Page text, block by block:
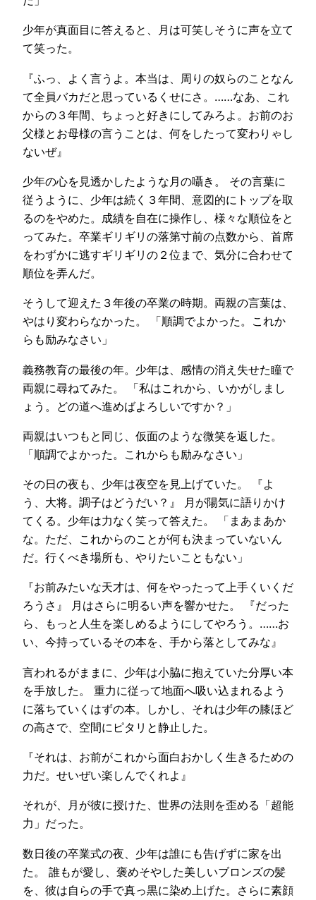
少年が真面目に答えると、月は可笑しそうに声を立て
て笑った。
『ふっ、よく言うよ。本当は、周りの奴らのことなん
て全員バカだと思っているくせにさ。……なあ、これ
からの３年間、ちょっと好きにしてみろよ。お前のお
父様とお母様の言うことは、何をしたって変わりゃし
ないぜ』
少年の心を見透かしたような月の囁き。 その言葉に
従うように、少年は続く３年間、意図的にトップを取
るのをやめた。成績を自在に操作し、様々な順位をと
ってみた。卒業ギリギリの落第寸前の点数から、首席
をわずかに逃すギリギリの２位まで、気分に合わせて
順位を弄んだ。
そうして迎えた３年後の卒業の時期。両親の言葉は、
やはり変わらなかった。 「順調でよかった。これか
らも励みなさい」
義務教育の最後の年。少年は、感情の消え失せた瞳で
両親に尋ねてみた。 「私はこれから、いかがしまし
ょう。どの道へ進めばよろしいですか？」
両親はいつもと同じ、仮面のような微笑を返した。
「順調でよかった。これからも励みなさい」
その日の夜も、少年は夜空を見上げていた。 『よ
う、大将。調子はどうだい？』 月が陽気に語りかけ
てくる。少年は力なく笑って答えた。 「まあまあか
な。ただ、これからのことが何も決まっていないん
だ。行くべき場所も、やりたいこともない」
『お前みたいな天才は、何をやったって上手くいくだ
ろうさ』 月はさらに明るい声を響かせた。 『だった
ら、もっと人生を楽しめるようにしてやろう。……お
い、今持っているその本を、手から落としてみな』
言われるがままに、少年は小脇に抱えていた分厚い本
を手放した。 重力に従って地面へ吸い込まれるよう
に落ちていくはずの本。しかし、それは少年の膝ほど
の高さで、空間にピタリと静止した。
『それは、お前がこれから面白おかしく生きるための
力だ。せいぜい楽しんでくれよ』
それが、月が彼に授けた、世界の法則を歪める「超能
力」だった。
数日後の卒業式の夜、少年は誰にも告げずに家を出
た。 誰もが愛し、褒めそやした美しいブロンズの髪
を、彼は自らの手で真っ黒に染め上げた。さらに素顔